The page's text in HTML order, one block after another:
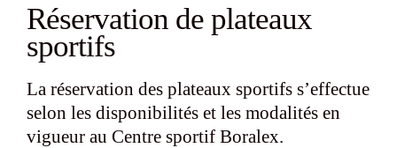
Réservation de plateaux
sportifs
La réservation des plateaux sportifs s’effectue
selon les disponibilités et les modalités en
vigueur au Centre sportif Boralex.